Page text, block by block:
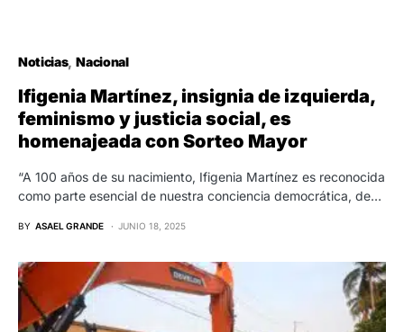
Noticias Nacional
Ifigenia Martínez, insignia de izquierda,
feminismo y justicia social, es
homenajeada con Sorteo Mayor
“A 100 años de su nacimiento, Ifigenia Martínez es reconocida
como parte esencial de nuestra conciencia democrática, de…
BY ASAEL GRANDE JUNIO 18, 2025